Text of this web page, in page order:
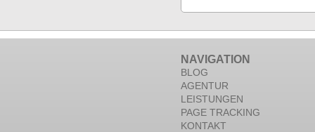
NAVIGATION
BLOG
AGENTUR
LEISTUNGEN
PAGE TRACKING
KONTAKT